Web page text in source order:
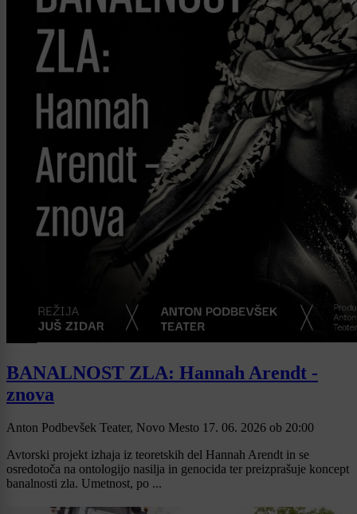
BANALNOST ZLA: Hannah Arendt -
znova
Anton Podbevšek Teater, Novo Mesto 17. 06. 2026 ob 20:00
Avtorski projekt izhaja iz teoretskih del Hannah Arendt in se
osredotoča na ontologijo nasilja in genocida ter preizprašuje koncept
banalnosti zla. Umetnost, po ...